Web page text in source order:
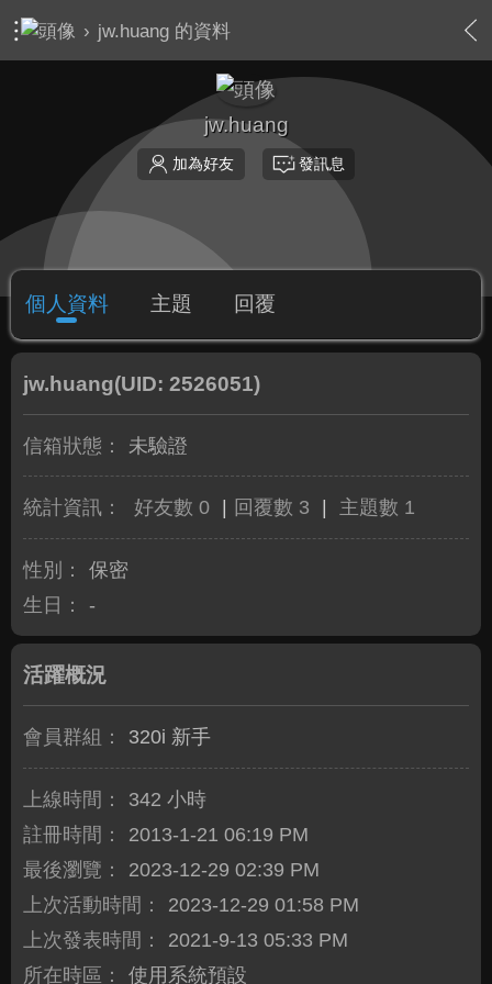
› jw.huang 的資料
jw.huang
加為好友 發訊息
個人資料 主題 回覆
jw.huang(UID: 2526051)
信箱狀態： 未驗證
統計資訊： 好友數 0 回覆數 3 主題數 1
性別：
保密
生日：
-
活躍概況
會員群組： 320i 新手
上線時間：
342 小時
註冊時間：
2013-1-21 06:19 PM
最後瀏覽：
2023-12-29 02:39 PM
上次活動時間：
2023-12-29 01:58 PM
上次發表時間：
2021-9-13 05:33 PM
所在時區：
使用系統預設